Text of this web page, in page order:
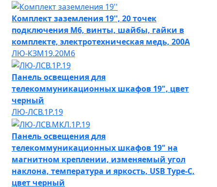
Комплект заземления 19'', 20 точек
подключения М6, винты, шайбы, гайки в
комплекте, электротехническая медь, 200А
ЛЮ-КЗМ19.20М6
Панель освещения для
телекоммуникационных шкафов 19", цвет
черный
ЛЮ-ЛСВ.1Р.19
Панель освещения для
телекоммуникационных шкафов 19" на
магнитном креплении, изменяемый угол
наклона, температура и яркость, USB Type-C,
цвет черный